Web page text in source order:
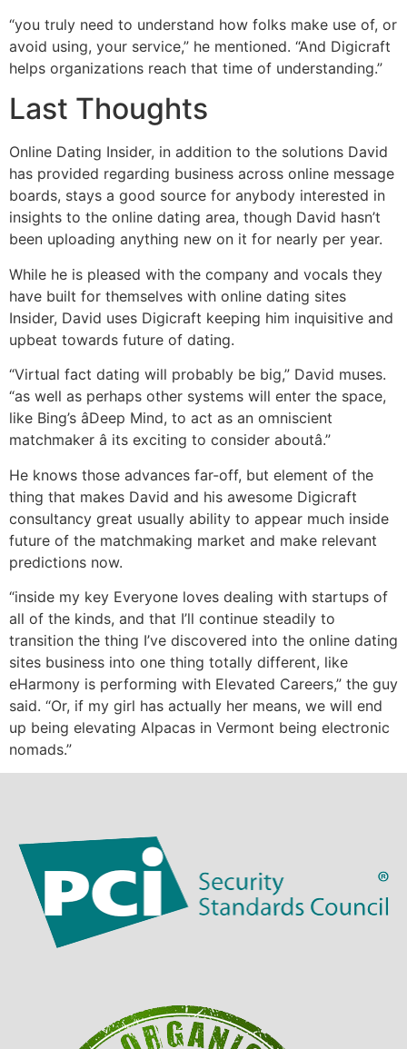
“you truly need to understand how folks make use of, or
avoid using, your service,” he mentioned. “And Digicraft
helps organizations reach that time of understanding.”
Last Thoughts
Online Dating Insider, in addition to the solutions David
has provided regarding business across online message
boards, stays a good source for anybody interested in
insights to the online dating area, though David hasn’t
been uploading anything new on it for nearly per year.
While he is pleased with the company and vocals they
have built for themselves with online dating sites
Insider, David uses Digicraft keeping him inquisitive and
upbeat towards future of dating.
“Virtual fact dating will probably be big,” David muses.
“as well as perhaps other systems will enter the space,
like Bing’s âDeep Mind, to act as an omniscient
matchmaker â its exciting to consider aboutâ.”
He knows those advances far-off, but element of the
thing that makes David and his awesome Digicraft
consultancy great usually ability to appear much inside
future of the matchmaking market and make relevant
predictions now.
“inside my key Everyone loves dealing with startups of
all of the kinds, and that I’ll continue steadily to
transition the thing I’ve discovered into the online dating
sites business into one thing totally different, like
eHarmony is performing with Elevated Careers,” the guy
said. “Or, if my girl has actually her means, we will end
up being elevating Alpacas in Vermont being electronic
nomads.”